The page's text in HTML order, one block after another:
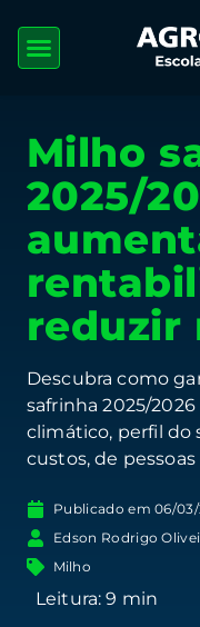
Milho
2025/
reduzir
Descubra como
safrinha 2025/
climático, perfil do
custos, de
Publicado em 06/
Edson Rodrigo
Milho